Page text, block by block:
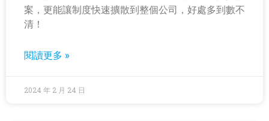
案，更能讓制度快速擴散到整個公司，好處多到數不
清！
閱讀更多 »
2024 年 2 月 24 日